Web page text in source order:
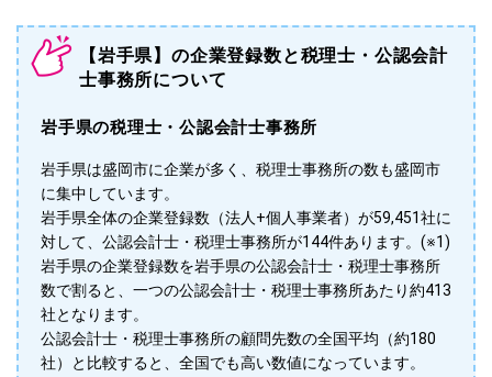
【岩手県】の企業登録数と税理士・公認会計
士事務所について
岩手県の税理士・公認会計士事務所
岩手県は盛岡市に企業が多く、税理士事務所の数も盛岡市
に集中しています。
岩手県全体の企業登録数（法人+個人事業者）が59,451社に
対して、公認会計士・税理士事務所が144件あります。(※1)
岩手県の企業登録数を岩手県の公認会計士・税理士事務所
数で割ると、一つの公認会計士・税理士事務所あたり約413
社となります。
公認会計士・税理士事務所の顧問先数の全国平均（約180
社）と比較すると、全国でも高い数値になっています。